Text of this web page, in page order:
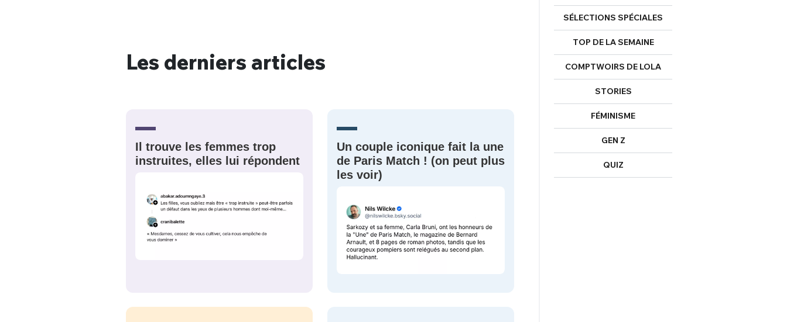
Les derniers articles
Il trouve les femmes trop
instruites, elles lui répondent
Un couple iconique fait la une
de Paris Match ! (on peut plus
les voir)
SÉLECTIONS SPÉCIALES
TOP DE LA SEMAINE
COMPTWOIRS DE LOLA
STORIES
FÉMINISME
GEN Z
QUIZ
PASSWORD
Mot de passe perdu ?
Que souhaitez-vous proposer ?
C'EST PARTI
sélection
M'INSCRIRE
Un Thread